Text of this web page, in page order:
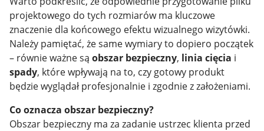
projektowego do tych rozmiarów ma kluczowe
znaczenie dla końcowego efektu wizualnego wizytówki.
Należy pamiętać, że same wymiary to dopiero początek
– równie ważne są obszar bezpieczny, linia cięcia i
spady, które wpływają na to, czy gotowy produkt
będzie wyglądał profesjonalnie i zgodnie z założeniami.
Co oznacza obszar bezpieczny?
Obszar bezpieczny ma za zadanie ustrzec klienta przed